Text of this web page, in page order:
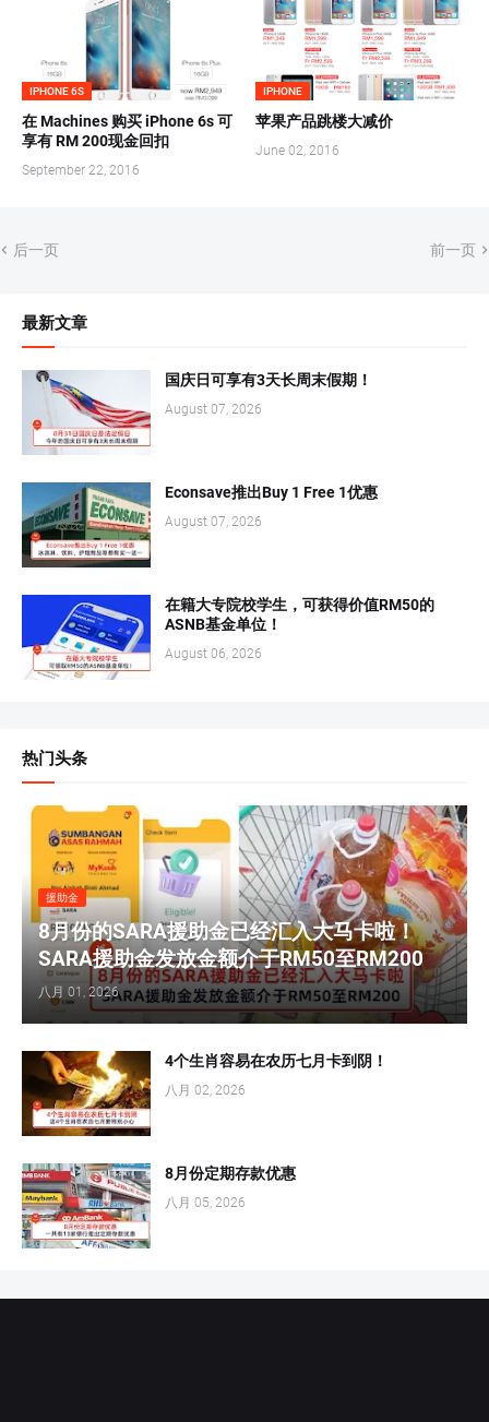
IPHONE 6S
在 Machines 购买 iPhone 6s 可
享有 RM 200现金回扣
September 22, 2016
IPHONE
苹果产品跳楼大减价
June 02, 2016
后一页 前一页
最新文章
国庆日可享有3天长周末假期！
August 07, 2026
Econsave推出Buy 1 Free 1优惠
August 07, 2026
在籍大专院校学生，可获得价值RM50的
ASNB基金单位！
August 06, 2026
热门头条
援助金
8月份的SARA援助金已经汇入大马卡啦！
SARA援助金发放金额介于RM50至RM200
八月 01, 2026
4个生肖容易在农历七月卡到阴！
八月 02, 2026
8月份定期存款优惠
八月 05, 2026